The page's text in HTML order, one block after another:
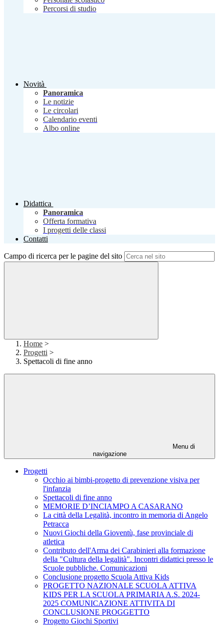
Percorsi di studio
Novità
Panoramica
Le notizie
Le circolari
Calendario eventi
Albo online
Didattica
Panoramica
Offerta formativa
I progetti delle classi
Contatti
Campo di ricerca per le pagine del sito
Home >
Progetti >
Spettacoli di fine anno
Menu di
navigazione
Progetti
Occhio ai bimbi-progetto di prevenzione visiva per
l'infanzia
Spettacoli di fine anno
MEMORIE D’INCIAMPO A CASARANO
La città della Legalità, incontro in memoria di Angelo
Petracca
Nuovi Giochi della Gioventù, fase provinciale di
atletica
Contributo dell'Arma dei Carabinieri alla formazione
della "Cultura della legalità". Incontri didattici presso le
Scuole pubbliche. Comunicazioni
Conclusione progetto Scuola Attiva Kids
PROGETTO NAZIONALE SCUOLA ATTIVA
KIDS PER LA SCUOLA PRIMARIA A.S. 2024-
2025 COMUNICAZIONE ATTIVITA DI
CONCLUSIONE PROGGETTO
Progetto Giochi Sportivi